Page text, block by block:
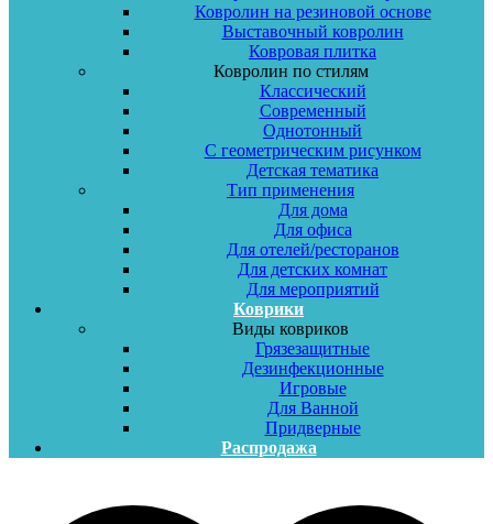
Ковролин на резиновой основе
Выставочный ковролин
Ковровая плитка
Ковролин по стилям
Классический
Современный
Однотонный
С геометрическим рисунком
Детская тематика
Тип применения
Для дома
Для офиса
Для отелей/ресторанов
Для детских комнат
Для мероприятий
Коврики
Виды ковриков
Грязезащитные
Дезинфекционные
Игровые
Для Ванной
Придверные
Распродажа